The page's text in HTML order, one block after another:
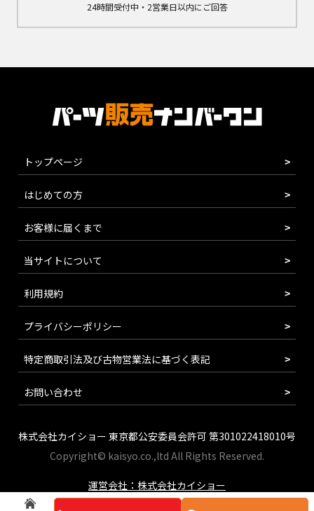
24時間受付中・2営業日以内にご回答
トップページ
はじめての方
お客様に届くまで
当サイトについて
利用規約
プライバシーポリシー
特定商取引法及び古物営業法に基づく表記
お問い合わせ
株式会社カイショー 東京都公安委員会許可 第301022418010号
Copyright© kaisyo.co.,ltd All Rights Reserved.
運営会社：株式会社カイショー